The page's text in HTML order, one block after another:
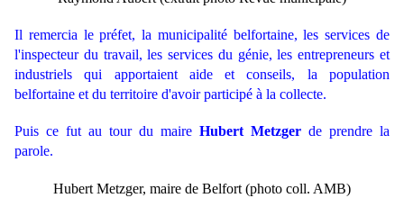
Il remercia le préfet, la municipalité belfortaine, les services de
l'inspecteur du travail, les services du génie, les entrepreneurs et
industriels qui apportaient aide et conseils, la population
belfortaine et du territoire d'avoir participé à la collecte.
Puis ce fut au tour du maire Hubert Metzger de prendre la
parole.
Hubert Metzger, maire de Belfort (photo coll. AMB)